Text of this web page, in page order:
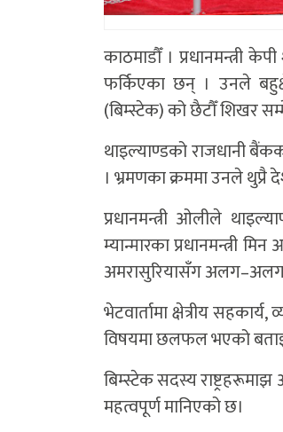
काठमाडौँ । प्रधानमन्त्री
फर्किएका छन् । उनले
(बिम्स्टेक) को छैटौँ शिखर
थाइल्याण्डको राजधानी
। भ्रमणका क्रममा उनले थुप्रै
प्रधानमन्त्री ओलीले
म्यान्मारका प्रधानमन्त्री
अमरासुरियासँग अलग–अलग
भेटवार्तामा क्षेत्रीय
विषयमा छलफल भएको
बिम्स्टेक सदस्य
महत्वपूर्ण मानिएको छ।